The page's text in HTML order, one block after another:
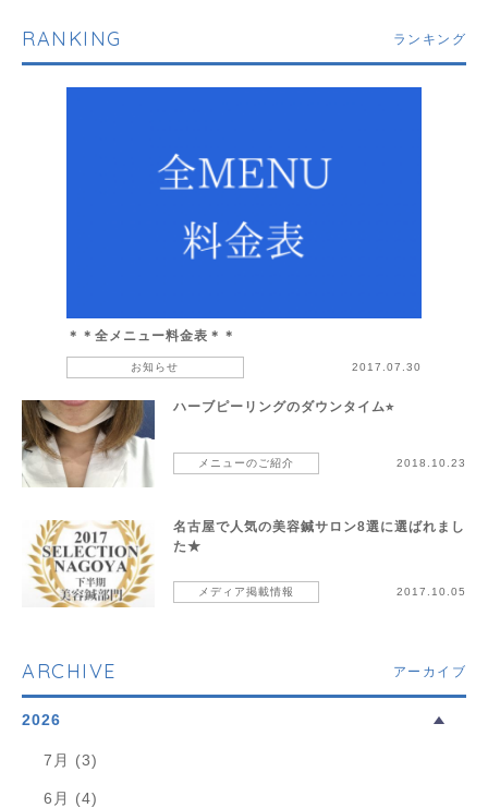
RANKING ランキング
＊＊全メニュー料金表＊＊
お知らせ 2017.07.30
ハーブピーリングのダウンタイム⭐︎
メニューのご紹介 2018.10.23
名古屋で人気の美容鍼サロン8選に選ばれまし
た★
メディア掲載情報 2017.10.05
ARCHIVE アーカイブ
2026
7月 (3)
6月 (4)